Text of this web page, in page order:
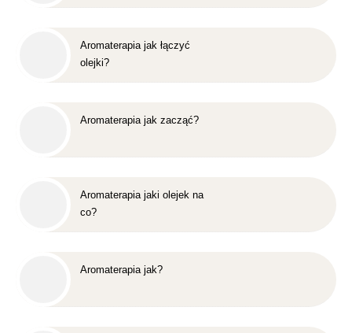
Aromaterapia jak łączyć
olejki?
Aromaterapia jak zacząć?
Aromaterapia jaki olejek na
co?
Aromaterapia jak?